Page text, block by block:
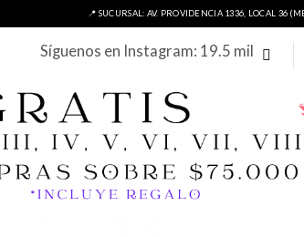
📍 SUCURSAL: AV. PROVIDENCIA 1336, LOCAL 36
Síguenos en Instagram: 19.5 mil